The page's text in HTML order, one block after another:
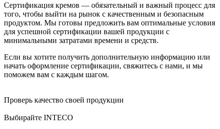
Сертификация кремов — обязательный и важный процесс для
того, чтобы выйти на рынок с качественным и безопасным
продуктом. Мы готовы предложить вам оптимальные условия
для успешной сертификации вашей продукции с
минимальными затратами времени и средств.
Если вы хотите получить дополнительную информацию или
начать оформление сертификации, свяжитесь с нами, и мы
поможем вам с каждым шагом.
Проверь качество своей продукции
Выбирайте INTECO